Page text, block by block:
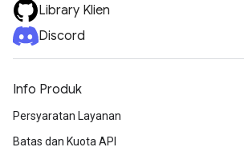
Library Klien
Discord
Info Produk
Persyaratan Layanan
Batas dan Kuota API